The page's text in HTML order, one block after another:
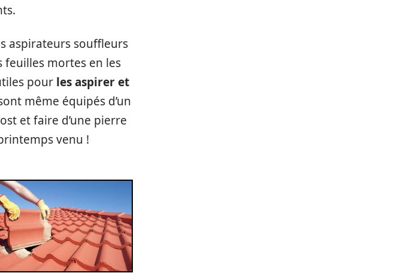
aspirateurs souffleurs
mortes en les
pour les aspirer et
même équipés d’un
et faire d’une pierre
venu !